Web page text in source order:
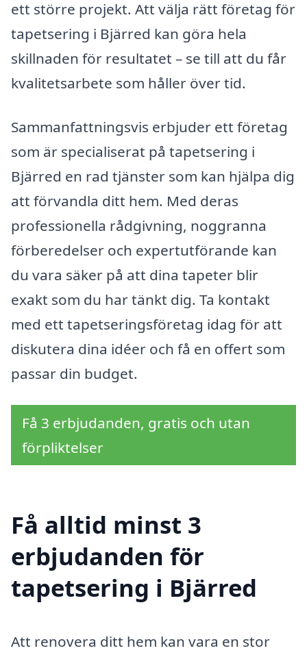
ett större projekt. Att välja rätt företag för
tapetsering i Bjärred kan göra hela
skillnaden för resultatet – se till att du får
kvalitetsarbete som håller över tid.
Sammanfattningsvis erbjuder ett företag
som är specialiserat på tapetsering i
Bjärred en rad tjänster som kan hjälpa dig
att förvandla ditt hem. Med deras
professionella rådgivning, noggranna
förberedelser och expertutförande kan
du vara säker på att dina tapeter blir
exakt som du har tänkt dig. Ta kontakt
med ett tapetseringsföretag idag för att
diskutera dina idéer och få en offert som
passar din budget.
Få 3 erbjudanden, gratis och utan
förpliktelser
Få alltid minst 3
erbjudanden för
tapetsering i Bjärred
Att renovera ditt hem kan vara en stor